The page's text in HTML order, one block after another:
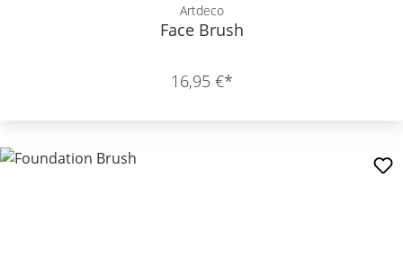
Artdeco
Face Brush
16,95 €*